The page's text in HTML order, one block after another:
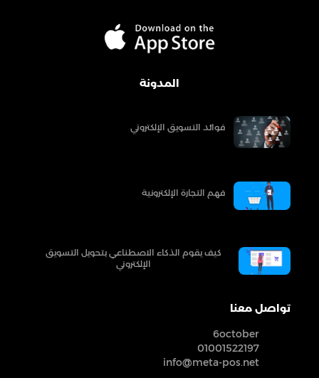
المدونة
فوائد التسويق الإلكتروني
فهم التجارة الإلكترونية
كيف يقوم الذكاء الاصطناعي بتحويل التسويق
الإلكتروني
تواصل معنا
6october
01001522197
info@meta-pos.net